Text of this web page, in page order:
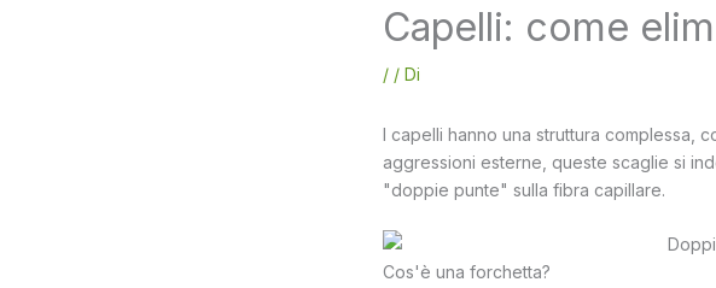
Capelli: come
/ / Di
I capelli hanno una struttura complessa,
aggressioni esterne, queste scaglie si
"doppie punte" sulla fibra capillare.
Cos'è una forchetta?